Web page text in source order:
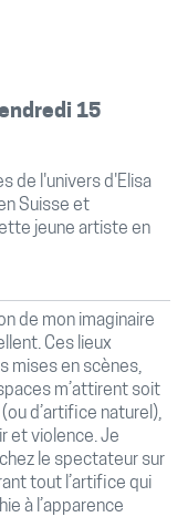
15
de l'univers d'Elisa
Suisse et
jeune artiste en
de mon imaginaire
Ces lieux
mises en scènes,
m’attirent soit
d’artifice naturel),
et violence. Je
le spectateur sur
tout l’artifice qui
à l’apparence